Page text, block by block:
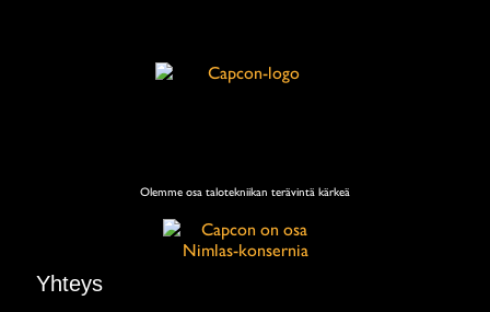
Olemme osa talotekniikan terävintä kärkeä
Yhteys